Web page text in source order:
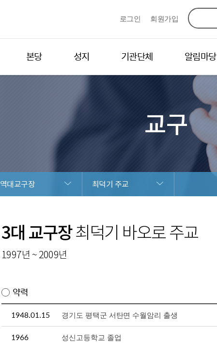
로그인 회원가입
본당 성지 기관단체 알림마당
교구
역대교구장 최덕기 주교
3대 교구장최덕기 바오로 주교
1997년 ~ 2009년
약력
1948.01.15 경기도 평택군 서탄면 수월암리 출생
1966 성신고등학교 졸업